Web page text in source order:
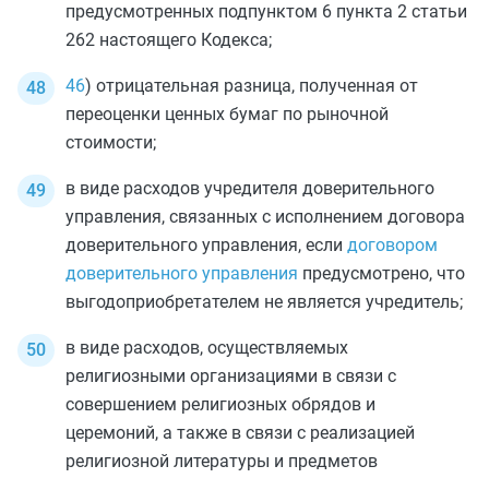
предусмотренных подпунктом 6 пункта 2 статьи
262 настоящего Кодекса;
46) отрицательная разница, полученная от
переоценки ценных бумаг по рыночной
стоимости;
в виде расходов учредителя доверительного
управления, связанных с исполнением договора
доверительного управления, если договором
доверительного управления предусмотрено, что
выгодоприобретателем не является учредитель;
в виде расходов, осуществляемых
религиозными организациями в связи с
совершением религиозных обрядов и
церемоний, а также в связи с реализацией
религиозной литературы и предметов